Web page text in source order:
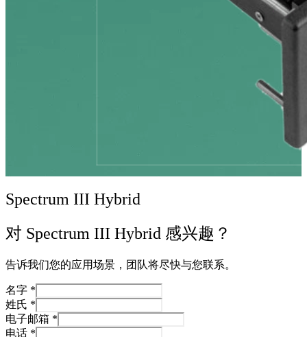
Spectrum III Hybrid
对 Spectrum III Hybrid 感兴趣？
告诉我们您的应用场景，团队将尽快与您联系。
名字 *
姓氏 *
电子邮箱 *
电话 *